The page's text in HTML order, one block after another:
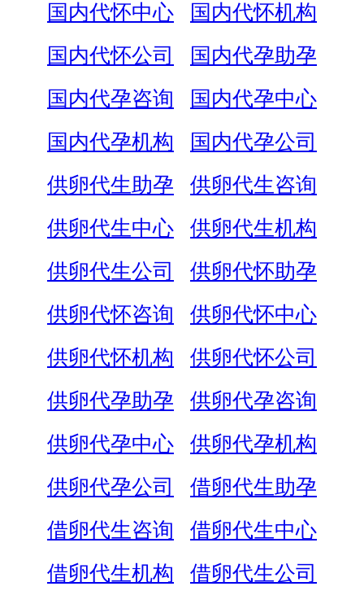
国内代怀中心
国内代怀机构
国内代怀公司
国内代孕助孕
国内代孕咨询
国内代孕中心
国内代孕机构
国内代孕公司
供卵代生助孕
供卵代生咨询
供卵代生中心
供卵代生机构
供卵代生公司
供卵代怀助孕
供卵代怀咨询
供卵代怀中心
供卵代怀机构
供卵代怀公司
供卵代孕助孕
供卵代孕咨询
供卵代孕中心
供卵代孕机构
供卵代孕公司
借卵代生助孕
借卵代生咨询
借卵代生中心
借卵代生机构
借卵代生公司